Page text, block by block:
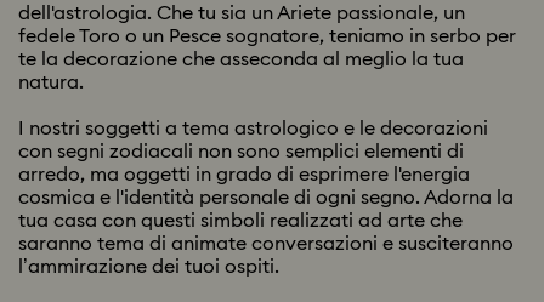
dell'astrologia. Che tu sia un Ariete passionale, un
fedele Toro o un Pesce sognatore, teniamo in serbo per
te la decorazione che asseconda al meglio la tua
natura.
I nostri soggetti a tema astrologico e le decorazioni
con segni zodiacali non sono semplici elementi di
arredo, ma oggetti in grado di esprimere l'energia
cosmica e l'identità personale di ogni segno. Adorna la
tua casa con questi simboli realizzati ad arte che
saranno tema di animate conversazioni e susciteranno
l’ammirazione dei tuoi ospiti.